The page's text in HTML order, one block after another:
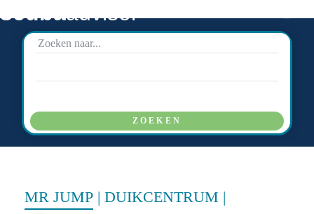
scubaadvisor
ZOEKEN
MR JUMP | DUIKCENTRUM |